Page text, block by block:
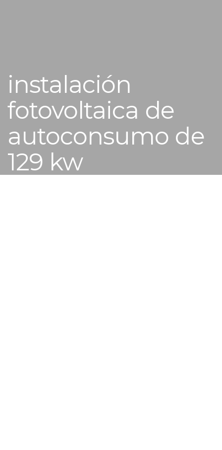
instalación
fotovoltaica de
autoconsumo de
129 kw